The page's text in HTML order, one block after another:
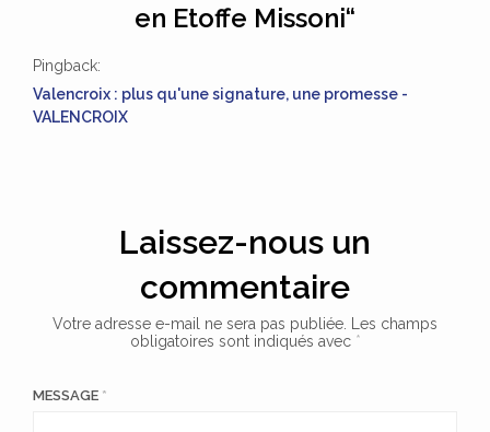
en Etoffe Missoni“
Pingback:
Valencroix : plus qu'une signature, une promesse -
VALENCROIX
Laissez-nous un
commentaire
Votre adresse e-mail ne sera pas publiée.
Les champs
obligatoires sont indiqués avec *
MESSAGE *